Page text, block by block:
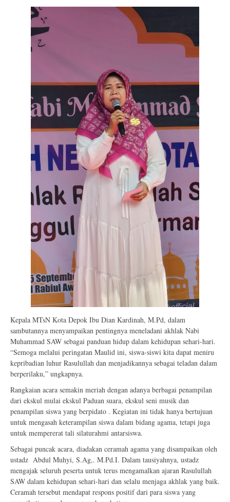
Kepala MTsN Kota Depok Ibu Dian Kardinah, M.Pd, dalam
sambutannya menyampaikan pentingnya meneladani akhlak Nabi
Muhammad SAW sebagai panduan hidup dalam kehidupan sehari-hari.
“Semoga melalui peringatan Maulid ini, siswa-siswi kita dapat meniru
kepribadian luhur Rasulullah dan menjadikannya sebagai teladan dalam
berperilaku,” ungkapnya.
Rangkaian acara semakin meriah dengan adanya berbagai penampilan
dari ekskul mulai ekskul Paduan suara, ekskul seni musik dan
penampilan siswa yang berpidato . Kegiatan ini tidak hanya bertujuan
untuk mengasah keterampilan siswa dalam bidang agama, tetapi juga
untuk mempererat tali silaturahmi antarsiswa.
Sebagai puncak acara, diadakan ceramah agama yang disampaikan oleh
ustadz Abdul Muhyi, S.Ag,. M.Pd.I. Dalam tausiyahnya, ustadz
mengajak seluruh peserta untuk terus mengamalkan ajaran Rasulullah
SAW dalam kehidupan sehari-hari dan selalu menjaga akhlak yang baik.
Ceramah tersebut mendapat respons positif dari para siswa yang